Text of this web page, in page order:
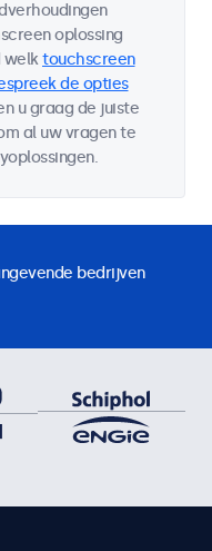
oplossing
welktouchscreen
de opties
u graag de juiste
al uw vragen te
bedrijven